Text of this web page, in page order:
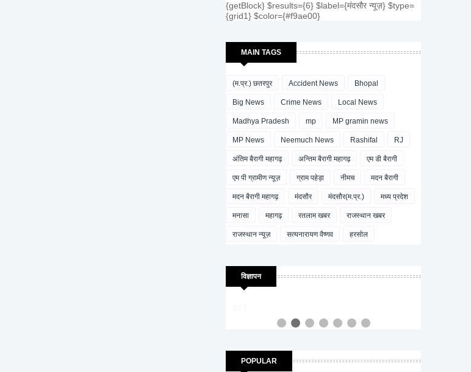
{getBlock} $results={6} $label={मंदसौर न्यूज़} $type=
{grid1} $color={#f9ae00}
MAIN TAGS
(म.प्र.) छतरपुर Accident News Bhopal
Big News Crime News Local News
Madhya Pradesh mp MP gramin news
MP News Neemuch News Rashifal RJ
अंतिम बैरागी महागढ़ अन्तिम बैरागी महागढ़ एम डी बैरागी
एम पी ग्रामीण न्यूज़ ग्राम पहेड़ा नीमच मदन बैरागी
मदन बैरागी महागढ़ मंदसौर मंदसौर(म.प्र.) मध्य प्रदेश
मनासा महागढ़ रतलाम खबर राजस्थान खबर
राजस्थान न्यूज़ सत्यनारायण वैष्णव हरसोल
विज्ञापन
POPULAR